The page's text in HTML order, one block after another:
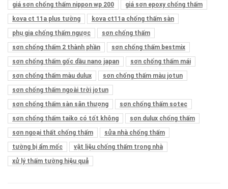
giá sơn chống thấm nippon wp 200
giá sơn epoxy chống thấm
kova ct 11a plus tường
kova ct11a chống thấm sàn
phụ gia chống thấm ngược
sơn chống thấm
sơn chống thấm 2 thành phần
sơn chống thấm bestmix
sơn chống thấm gốc dầu nano japan
sơn chống thấm mái
sơn chống thấm màu dulux
sơn chống thấm màu jotun
sơn chống thấm ngoài trời jotun
sơn chống thấm sàn sân thượng
sơn chống thấm sotec
sơn chống thấm taiko có tốt không
sơn dulux chống thấm
sơn ngoại thất chống thấm
sửa nhà chống thấm
tường bị ẩm mốc
vật liệu chống thấm trong nhà
xử lý thấm tường hiệu quả